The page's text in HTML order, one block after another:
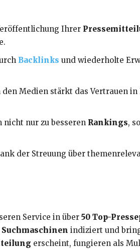
Ihrer
Backlinks und wiederholte
den Medien stärkt das Vertrauen in
nicht nur zu besseren Rankings,
der Streuung über
Service in über 50 Top-
Suchmaschinen indiziert und
erscheint, fungieren als